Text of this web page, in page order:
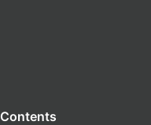
Contents